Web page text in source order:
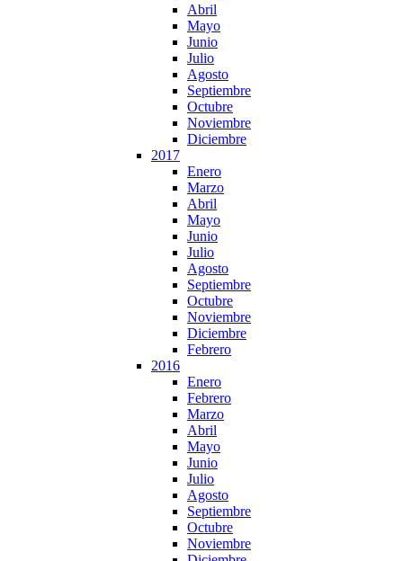
Abril
Mayo
Junio
Julio
Agosto
Septiembre
Octubre
Noviembre
Diciembre
2017
Enero
Marzo
Abril
Mayo
Junio
Julio
Agosto
Septiembre
Octubre
Noviembre
Diciembre
Febrero
2016
Enero
Febrero
Marzo
Abril
Mayo
Junio
Julio
Agosto
Septiembre
Octubre
Noviembre